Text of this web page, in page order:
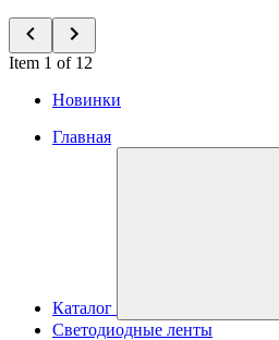
Item 1 of 12
Новинки
Главная
Каталог
Светодиодные ленты